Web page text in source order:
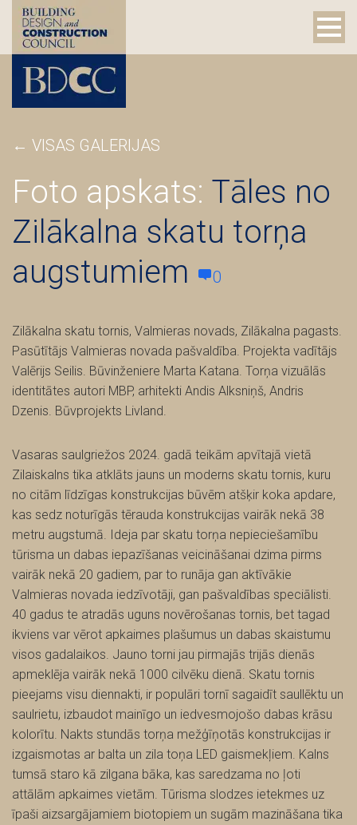
← VISAS GALERIJAS
Foto apskats: Tāles no
Zilākalna skatu torņa
augstumiem
0
Zilākalna skatu tornis, Valmieras novads, Zilākalna pagasts.
Pasūtītājs Valmieras novada pašvaldība. Projekta vadītājs
Valērijs Seilis. Būvinženiere Marta Katana. Torņa vizuālās
identitātes autori MBP, arhitekti Andis Alksniņš, Andris
Dzenis. Būvprojekts Livland.
Vasaras saulgriežos 2024. gadā teikām apvītajā vietā
Zilaiskalns tika atklāts jauns un moderns skatu tornis, kuru
no citām līdzīgas konstrukcijas būvēm atšķir koka apdare,
kas sedz noturīgās tērauda konstrukcijas vairāk nekā 38
metru augstumā. Ideja par skatu torņa nepieciešamību
tūrisma un dabas iepazīšanas veicināšanai dzima pirms
vairāk nekā 20 gadiem, par to runāja gan aktīvākie
Valmieras novada iedzīvotāji, gan pašvaldības speciālisti.
40 gadus te atradās uguns novērošanas tornis, bet tagad
ikviens var vērot apkaimes plašumus un dabas skaistumu
visos gadalaikos. Jauno torni jau pirmajās trijās dienās
apmeklēja vairāk nekā 1000 cilvēku dienā. Skatu tornis
pieejams visu diennakti, ir populāri tornī sagaidīt saullēktu un
saulrietu, izbaudot mainīgo un iedvesmojošo dabas krāsu
kolorītu. Nakts stundās torņa mežģīņotās konstrukcijas ir
izgaismotas ar balta un zila toņa LED gaismekļiem. Kalns
tumsā staro kā zilgana bāka, kas saredzama no ļoti
attālām apkaimes vietām. Tūrisma slodzes ietekmes uz
īpaši aizsargājamiem biotopiem un sugām mazināšana tika